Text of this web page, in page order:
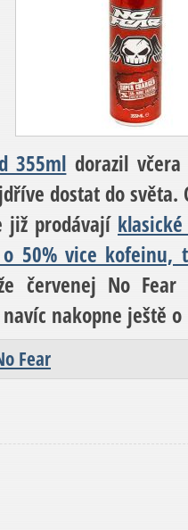
355ml dorazil
dostat do
již prodávají
o 50% vice
červenej No
nakopne ještě o
Fear